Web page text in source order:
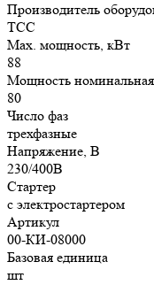
Производитель
ТСС
Max. мощность, кВт
88
Мощность
80
Число фаз
трехфазные
Напряжение, В
230/400В
Стартер
с электростартером
Артикул
00-КИ-08000
Базовая единица
шт